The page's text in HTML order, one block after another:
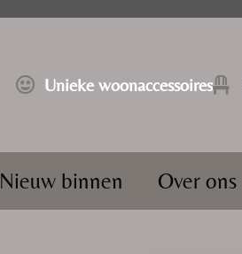
⁠Unieke woonaccessoires
Nieuw binnen Over ons